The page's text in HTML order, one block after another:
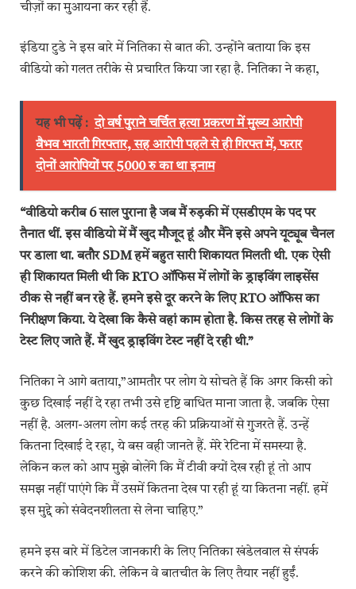
चीज़ों का मुआयना कर रही हैं.
इंडिया टुडे ने इस बारे में नितिका से बात की. उन्होंने बताया कि इस
वीडियो को गलत तरीके से प्रचारित किया जा रहा है. नितिका ने कहा,
यह भी पढ़ें : दो वर्ष पुराने चर्चित हत्या प्रकरण में मुख्य आरोपी
वैभव भारती गिरफ्तार, सह आरोपी पहले से ही गिरफ्त में, फरार
दोनों आरोपियों पर 5000 रु का था इनाम
“वीडियो करीब 6 साल पुराना है जब मैं रुड़की में एसडीएम के पद पर
तैनात थीं. इस वीडियो में मैं खुद मौजूद हूं और मैंने इसे अपने यूट्यूब चैनल
पर डाला था. बतौर SDM हमें बहुत सारी शिकायत मिलती थी. एक ऐसी
ही शिकायत मिली थी कि RTO ऑफिस में लोगों के ड्राइविंग लाइसेंस
ठीक से नहीं बन रहे हैं. हमने इसे दूर करने के लिए RTO ऑफिस का
निरीक्षण किया. ये देखा कि कैसे वहां काम होता है. किस तरह से लोगों के
टेस्ट लिए जाते हैं. मैं खुद ड्राइविंग टेस्ट नहीं दे रही थी.”
नितिका ने आगे बताया,”आमतौर पर लोग ये सोचते हैं कि अगर किसी को
कुछ दिखाई नहीं दे रहा तभी उसे दृष्टि बाधित माना जाता है. जबकि ऐसा
नहीं है. अलग-अलग लोग कई तरह की प्रक्रियाओं से गुजरते हैं. उन्हें
कितना दिखाई दे रहा, ये बस वही जानते हैं. मेरे रेटिना में समस्या है.
लेकिन कल को आप मुझे बोलेंगे कि मैं टीवी क्यों देख रही हूं तो आप
समझ नहीं पाएंगे कि मैं उसमें कितना देख पा रही हूं या कितना नहीं. हमें
इस मुद्दे को संवेदनशीलता से लेना चाहिए.”
हमने इस बारे में डिटेल जानकारी के लिए नितिका खंडेलवाल से संपर्क
करने की कोशिश की. लेकिन वे बातचीत के लिए तैयार नहीं हुईं.